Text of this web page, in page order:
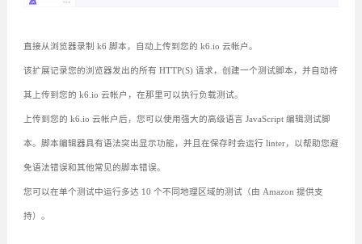
直接从浏览器录制 k6 脚本，自动上传到您的 k6.io 云帐户。
该扩展记录您的浏览器发出的所有 HTTP(S) 请求，创建一个测试脚本，并自动将
其上传到您的 k6.io 云帐户，在那里可以执行负载测试。
上传到您的 k6.io 云帐户后，您可以使用强大的高级语言 JavaScript 编辑测试脚
本。脚本编辑器具有语法突出显示功能，并且在保存时会运行 linter，以帮助您避
免语法错误和其他常见的脚本错误。
您可以在单个测试中运行多达 10 个不同地理区域的测试（由 Amazon 提供支
持）。